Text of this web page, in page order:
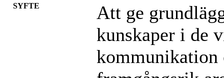
SYFTE
Att ge
kunskaper i de
kommunikation